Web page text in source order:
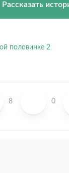
Рассказать
8 0